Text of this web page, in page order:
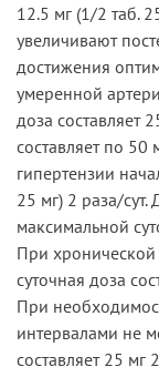
12.5 мг (1/2 таб.
увеличивают
достижения
умеренной
доза составляет
составляет по 50
гипертензии
25 мг) 2 раза/
максимальной
При хронической
суточная доза
При
интервалами не
составляет 25 мг